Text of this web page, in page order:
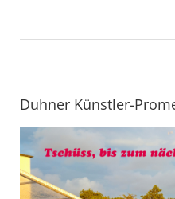
Duhner Künstler-